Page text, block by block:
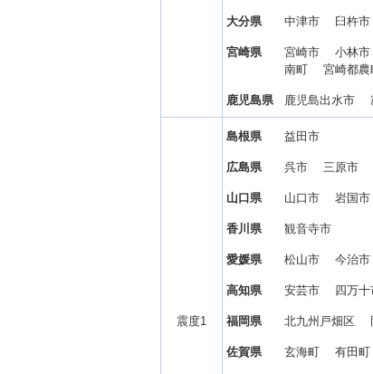
大分県 中津市 臼杵
宮崎県
宮崎市 小林
南町 宮崎都
鹿児島県 鹿児島出水
震度1
島根県 益田市
広島県 呉市 三原市
山口県 山口市 岩国
香川県 観音寺市
愛媛県 松山市 今治
高知県 安芸市 四万
福岡県 北九州戸畑区
佐賀県 玄海町 有田